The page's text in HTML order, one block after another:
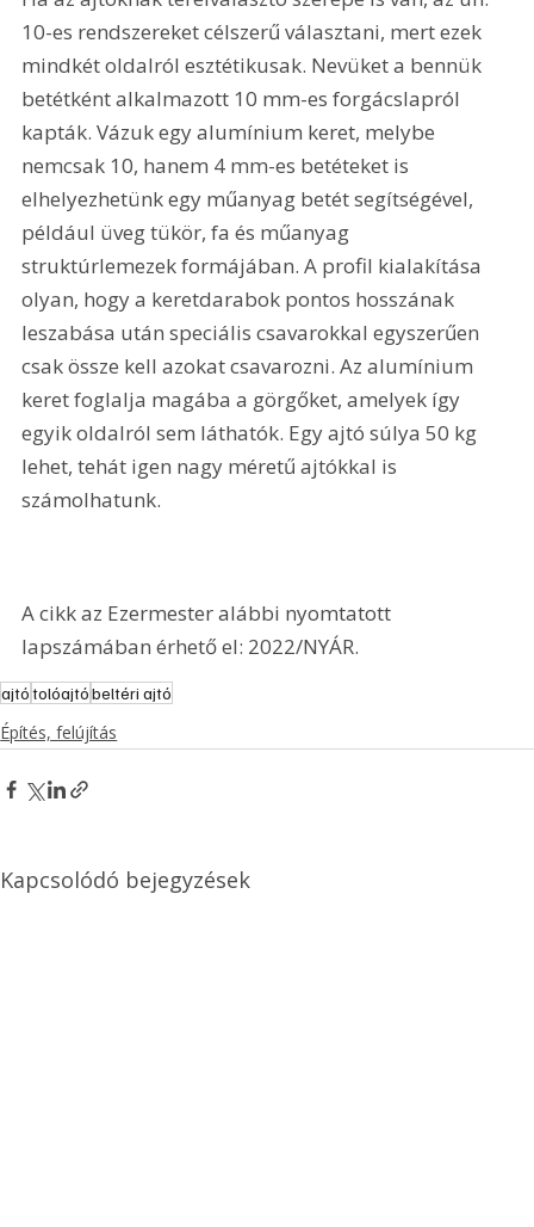
10-es rendszereket célszerű választani, mert ezek
mindkét oldalról esztétikusak. Nevüket a bennük
betétként alkalmazott 10 mm-es forgácslapról
kapták. Vázuk egy alumínium keret, melybe
nemcsak 10, hanem 4 mm-es betéteket is
elhelyezhetünk egy műanyag betét segítségével,
például üveg tükör, fa és műanyag
struktúrlemezek formájában. A profil kialakítása
olyan, hogy a keretdarabok pontos hosszának
leszabása után speciális csavarokkal egyszerűen
csak össze kell azokat csavarozni. Az alumínium
keret foglalja magába a görgőket, amelyek így
egyik oldalról sem láthatók. Egy ajtó súlya 50 kg
lehet, tehát igen nagy méretű ajtókkal is
számolhatunk.
A cikk az Ezermester alábbi nyomtatott
lapszámában érhető el: 2022/NYÁR.
ajtótolóajtóbeltéri ajtó
Építés, felújítás
Kapcsolódó bejegyzések